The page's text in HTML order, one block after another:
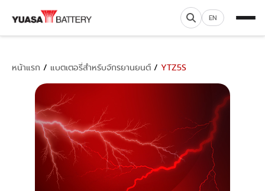
EN
หน้าแรก / แบตเตอรี่สำหรับจักรยานยนต์ / YTZ5S